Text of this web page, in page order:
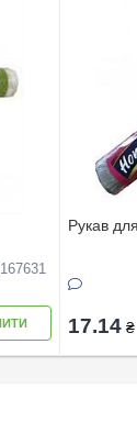
Рукав
17.14 ₴